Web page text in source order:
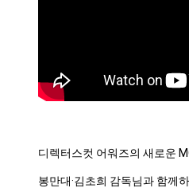
디렉터스컷 어워즈의 새로운
봉만대·김초희 감독님과 함께